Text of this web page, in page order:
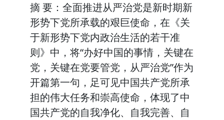
摘 要：全面推进从严治党是新时期新
形势下党所承载的艰巨使命，在《关
于新形势下党内政治生活的若干准
则》中，将“办好中国的事情，关键在
党，关键在党要管党，从严治党”作为
开篇第一句，足可见中国共产党所承
担的伟大任务和崇高使命，体现了中
国共产党的自我净化、自我完善、自